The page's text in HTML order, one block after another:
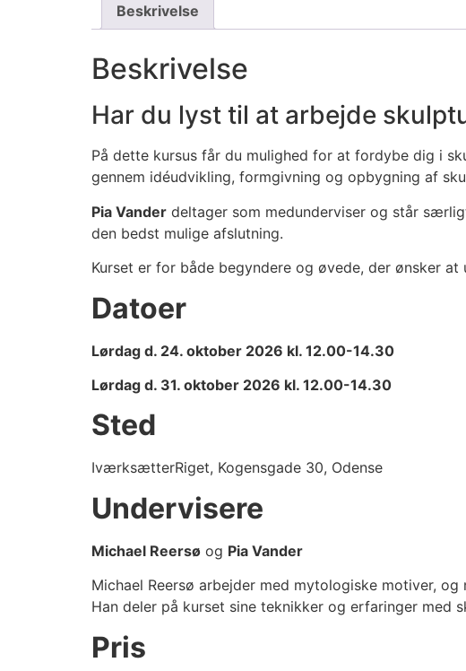
Beskrivelse
Beskrivelse
Har du lyst til at arbejde
På dette kursus får du mulighed for at fordybe dig i
gennem idéudvikling, formgivning og opbygning af
Pia Vander deltager som medunderviser og står
den bedst mulige afslutning.
Kurset er for både begyndere og øvede, der ønsker
Datoer
Lørdag d. 24. oktober 2026 kl. 12.00-14.30
Lørdag d. 31. oktober 2026 kl. 12.00-14.30
Sted
IværksætterRiget, Kogensgade 30, Odense
Undervisere
Michael Reersø og Pia Vander
Michael Reersø arbejder med mytologiske motiver, og
Han deler på kurset sine teknikker og erfaringer med
Pris